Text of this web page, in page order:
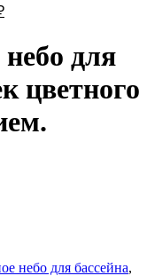
Текущая
150 ₽.
для
цветного
небо для бассейна,